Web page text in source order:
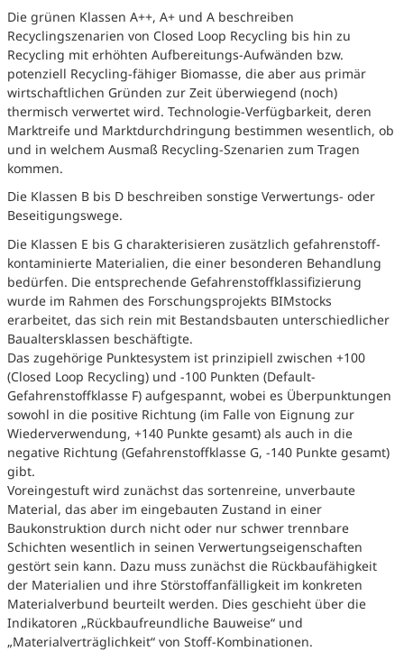
Die grünen Klassen A++, A+ und A beschreiben
Recyclingszenarien von Closed Loop Recycling bis hin zu
Recycling mit erhöhten Aufbereitungs-Aufwänden bzw.
potenziell Recycling-fähiger Biomasse, die aber aus primär
wirtschaftlichen Gründen zur Zeit überwiegend (noch)
thermisch verwertet wird. Technologie-Verfügbarkeit, deren
Marktreife und Marktdurchdringung bestimmen wesentlich, ob
und in welchem Ausmaß Recycling-Szenarien zum Tragen
kommen.
Die Klassen B bis D beschreiben sonstige Verwertungs- oder
Beseitigungswege.
Die Klassen E bis G charakterisieren zusätzlich gefahrenstoff-
kontaminierte Materialien, die einer besonderen Behandlung
bedürfen. Die entsprechende Gefahrenstoffklassifizierung
wurde im Rahmen des Forschungsprojekts BIMstocks
erarbeitet, das sich rein mit Bestandsbauten unterschiedlicher
Baualtersklassen beschäftigte.
Das zugehörige Punktesystem ist prinzipiell zwischen +100
(Closed Loop Recycling) und -100 Punkten (Default-
Gefahrenstoffklasse F) aufgespannt, wobei es Überpunktungen
sowohl in die positive Richtung (im Falle von Eignung zur
Wiederverwendung, +140 Punkte gesamt) als auch in die
negative Richtung (Gefahrenstoffklasse G, -140 Punkte gesamt)
gibt.
Voreingestuft wird zunächst das sortenreine, unverbaute
Material, das aber im eingebauten Zustand in einer
Baukonstruktion durch nicht oder nur schwer trennbare
Schichten wesentlich in seinen Verwertungseigenschaften
gestört sein kann. Dazu muss zunächst die Rückbaufähigkeit
der Materialien und ihre Störstoffanfälligkeit im konkreten
Materialverbund beurteilt werden. Dies geschieht über die
Indikatoren „Rückbaufreundliche Bauweise“ und
„Materialverträglichkeit“ von Stoff-Kombinationen.